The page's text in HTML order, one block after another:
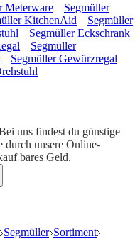
Meterware
Segmüller
KitchenAid
Segmüller
Segmüller Eckschrank
Segmüller
Segmüller Gewürzregal
uns findest du günstige
durch unsere Online-
bares Geld.
Segmüller Sortiment